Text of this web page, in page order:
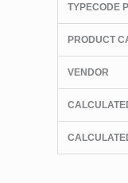
TYPECODE
PRODUCT
VENDOR